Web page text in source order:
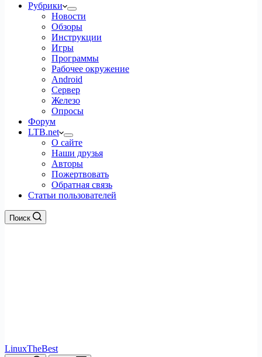
Рубрики
Новости
Обзоры
Инструкции
Игры
Программы
Рабочее окружение
Android
Сервер
Железо
Опросы
Форум
LTB.net
О сайте
Наши друзья
Авторы
Пожертвовать
Обратная связь
Статьи пользователей
Поиск
LinuxTheBest